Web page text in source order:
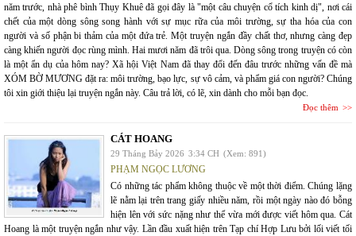
năm trước, nhà phê bình Thụy Khuê đã gọi đây là "một câu chuyện cổ tích kinh dị", nơi cái
chết của một dòng sông song hành với sự mục rữa của môi trường, sự tha hóa của con
người và số phận bi thảm của một đứa trẻ. Một truyện ngắn đầy chất thơ, nhưng càng đẹp
càng khiến người đọc rùng mình. Hai mươi năm đã trôi qua. Dòng sông trong truyện có còn
là một ẩn dụ của hôm nay? Xã hội Việt Nam đã thay đổi đến đâu trước những vấn đề mà
XÓM BỜ MƯƠNG đặt ra: môi trường, bạo lực, sự vô cảm, và phẩm giá con người? Chúng
tôi xin giới thiệu lại truyện ngắn này. Câu trả lời, có lẽ, xin dành cho mỗi bạn đọc.
Đọc thêm
CÁT HOANG
29 Tháng Bảy 2026 3:34 CH (Xem: 891)
PHẠM NGỌC LƯƠNG
Có những tác phẩm không thuộc về một thời điểm. Chúng lặng
lẽ nằm lại trên trang giấy nhiều năm, rồi một ngày nào đó bỗng
hiện lên với sức nặng như thể vừa mới được viết hôm qua. Cát
Hoang là một truyện ngắn như vậy. Lần đầu xuất hiện trên Tạp chí Hợp Lưu bởi lối viết tối